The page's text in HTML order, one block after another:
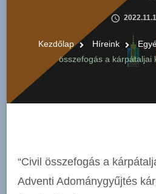
Kezdőlap Híreink
összefogás a kárpátaljai
“Civil összefogás a
Adventi Adománygyűjtés